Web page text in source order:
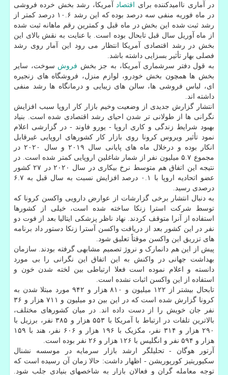
در آماری ناامیدکننده برای
اقتصاد
آمریکا، رشد بخش خرده فروشی
در ماه فوریه منفی سه درصد بوده که این رشد ۱۰.۶ درصد کمتر از
رشد ثبت شده این بخش در ماه قبل و کمترین رقم ماهانه ثبت شده
از ماه آوریل سال قبل تابحال بوده است. با عنایت به نقش بالای این
بخش در رشد اقتصادی آمریکا انتظار می رود این آمار روی رشد
فصلی بهار تأثیر بسزایی داشته باشد.
به قول دفتر سرشماری آمریکا، به جز بخش فروش سوخت، سایر
بخش ها همچون بخش خودرو، لوازم منزل، فروشگاه های زنجیره
ای، لباس فروشی ها، سالن های زیبایی و درمانگاه ها رشد منفی
داشته اند.
انتشار گزارش جدیدی از وضعیت وخیم بازار کار اروپا سبب افزایش
نگرانی ها از طولانی تر شدن احیای رشد اقتصادی شده است. بنیاد
بهبود شرایط زندگی و کاری اروپا - یورو فاوند - در گزارشی اعلام
نمود تأثیر ویروس کرونا روی بازار کار کشورهای اروپایی غیرقابل
انکار بوده و درخلال ماه های پایانی سال ۲۰۱۹ و سال ۲۰۲۰ در
مجموع ۵.۷ میلیون نفر از شمار شاغلین اروپایی کمتر شده است. در
نتیجه این اتفاق هم متوسط نرخ بیکاری در سال ۲۰۲۰ در ۲۷ کشور
عضو اتحادیه اروپا با ۰.۱ درصد افزایش نسبت به سال قبل به ۶.۷
درصدی رسید.
به دنبال انتشار برخی گزارشات از عوارض دارویی واکسن کرونا که
توسط شرکت استرا زنکا ساخته شده است، خیلی از کشورها
استفاده از آنرا متوقف کردند. نهاد ناظر پزشکی ایتالیا بعد از فوت دو
نفر در این کشور بعد از دریافت واکسن آسترا زنکا دستور داد برنامه
های تزریق این واکسن موقتاً تعلیق شود.
پیش از این هم دانمارک و نروژ تصمیم مشابهی گرفته بودند. سازمان
بهداشت جهانی در واکنش به این اتفاق این نگرانی را بی مورد
دانسته و اعلام نموده است فعلا ارتباطی بین لخته شدن خون و
استفاده از این واکسن اثبات نشده است.
تابحال بیشتر از ۱۲۲ میلیون و ۸۱۰ هزار و ۹۴۲ مورد مبتلا شدن به
کرونا گزارش شده است که در این بین دو میلیون و ۷۱۱ هزار و ۳۶
نفر جان خویش را از دست داده اند. در میان کشورهای مختلف،
بالاترین تلفات در ارتباط با آمریکا با ۵۵۳ هزار و ۳۸۵ نفر، برزیل با
۲۹۰ هزار و ۳۱۴ نفر، مکزیک با ۱۹۶ هزار و ۶۰۶ نفر، هند با ۱۵۹
هزار و ۵۹۴ نفر و انگلیس با ۱۲۶ هزار و ۲۶ نفر بوده است.
آرتور هوگان - تحلیلگر ارشد بازار سرمایه در موسسه نشنال
سکیوریتیز کورپوریشن - اظهار داشت: حالا زمان آن رسیده است که
توجه معامله گران و فعالان بازار به شاخصهای بنیادی جلب شود.